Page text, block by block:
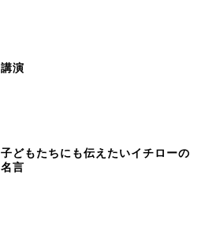
講演
子どもたちにも伝えたいイチローの
名言